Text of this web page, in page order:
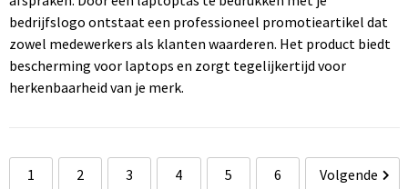
bedrijfslogo ontstaat een professioneel promotieartikel dat
zowel medewerkers als klanten waarderen. Het product biedt
bescherming voor laptops en zorgt tegelijkertijd voor
herkenbaarheid van je merk.
1 2 3 4 5 6 Volgende